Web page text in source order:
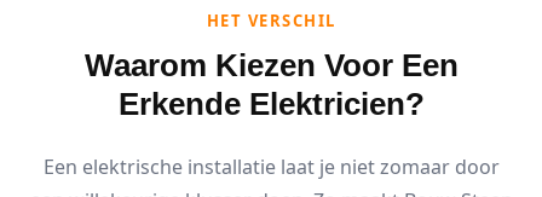
HET VERSCHIL
Waarom Kiezen Voor Een
Erkende Elektricien?
Een elektrische installatie laat je niet zomaar door